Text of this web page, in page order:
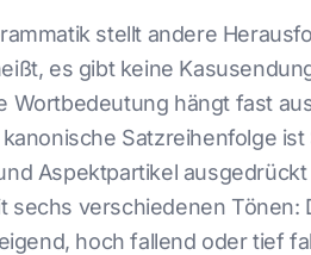
stellt andere
es gibt keine
Wortbedeutung hängt fast
kanonische Satzreihenfolge
Aspektpartikel
sechs verschiedenen Tönen:
hoch fallend oder tief